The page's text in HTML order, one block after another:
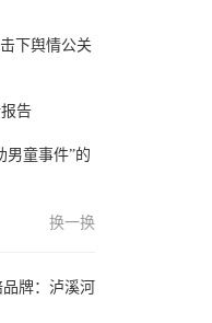
下舆情公关
告
男童事件”的
换一换
牌：泸溪河